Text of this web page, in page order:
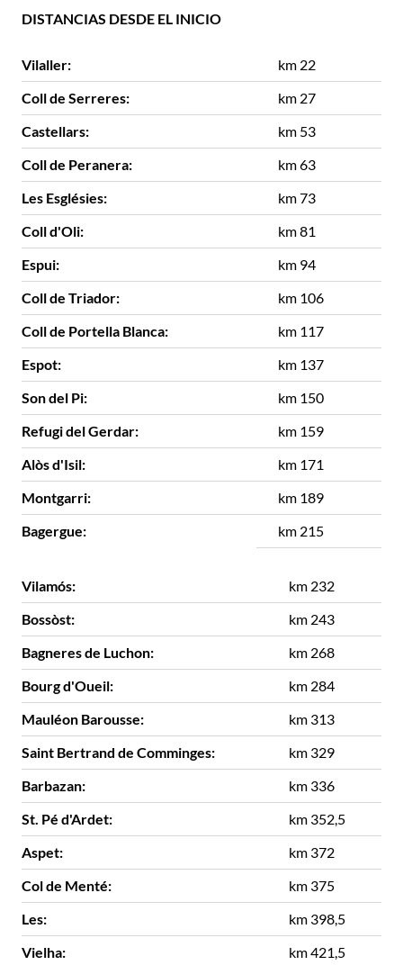
DISTANCIAS DESDE EL INICIO
Vilaller:
km 22
Coll de Serreres:
km 27
Castellars:
km 53
Coll de Peranera:
km 63
Les Esglésies:
km 73
Coll d'Oli:
km 81
Espui:
km 94
Coll de Triador:
km 106
Coll de Portella Blanca:
km 117
Espot:
km 137
Son del Pi:
km 150
Refugi del Gerdar:
km 159
Alòs d'Isil:
km 171
Montgarri:
km 189
Bagergue:
km 215
Vilamós:
km 232
Bossòst:
km 243
Bagneres de Luchon:
km 268
Bourg d'Oueil:
km 284
Mauléon Barousse:
km 313
Saint Bertrand de Comminges:
km 329
Barbazan:
km 336
St. Pé d'Ardet:
km 352,5
Aspet:
km 372
Col de Menté:
km 375
Les:
km 398,5
Vielha:
km 421,5